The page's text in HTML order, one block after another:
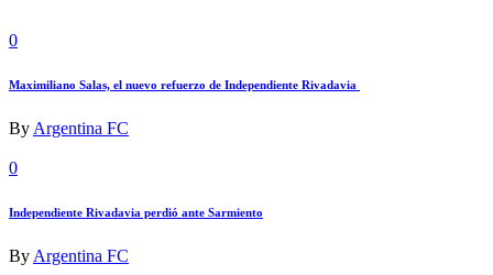
0
Maximiliano Salas, el nuevo refuerzo de Independiente Rivadavia
By Argentina FC
0
Independiente Rivadavia perdió ante Sarmiento
By Argentina FC